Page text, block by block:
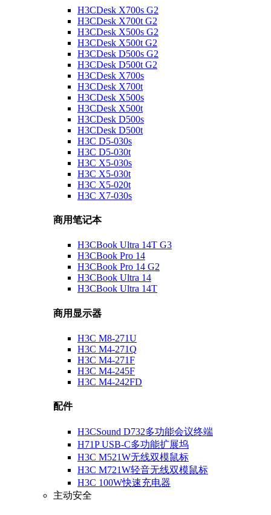
H3CDesk X700s G2
H3CDesk X700t G2
H3CDesk X500s G2
H3CDesk X500t G2
H3CDesk D500s G2
H3CDesk D500t G2
H3CDesk X700s
H3CDesk X700t
H3CDesk X500s
H3CDesk X500t
H3CDesk D500s
H3CDesk D500t
H3C D5-030s
H3C D5-030t
H3C X5-030s
H3C X5-030t
H3C X5-020t
H3C X7-030s
商用笔记本
H3CBook Ultra 14T G3
H3CBook Pro 14
H3CBook Pro 14 G2
H3CBook Ultra 14
H3CBook Ultra 14T
商用显示器
H3C M8-271U
H3C M4-271Q
H3C M4-271F
H3C M4-245F
H3C M4-242FD
配件
H3CSound D732多功能会议终端
H71P USB-C多功能扩展坞
H3C M521W无线双模鼠标
H3C M721W轻音无线双模鼠标
H3C 100W快速充电器
主动安全